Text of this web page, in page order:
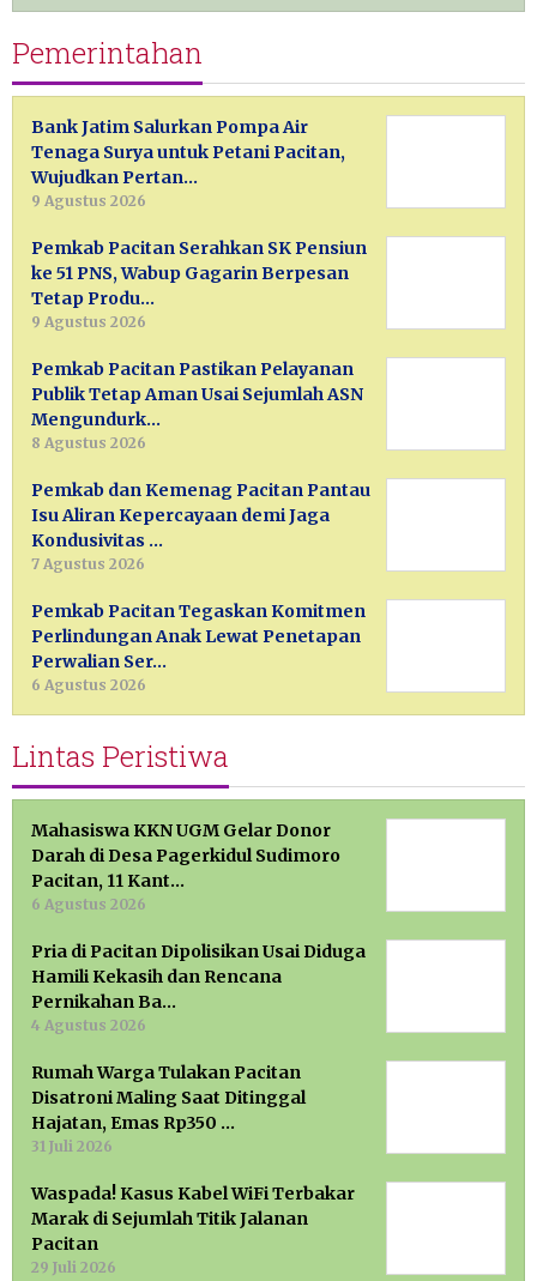
Pemerintahan
Bank Jatim Salurkan Pompa Air
Tenaga Surya untuk Petani Pacitan,
Wujudkan Pertan…
9 Agustus 2026
Pemkab Pacitan Serahkan SK Pensiun
ke 51 PNS, Wabup Gagarin Berpesan
Tetap Produ…
9 Agustus 2026
Pemkab Pacitan Pastikan Pelayanan
Publik Tetap Aman Usai Sejumlah ASN
Mengundurk…
8 Agustus 2026
Pemkab dan Kemenag Pacitan Pantau
Isu Aliran Kepercayaan demi Jaga
Kondusivitas …
7 Agustus 2026
Pemkab Pacitan Tegaskan Komitmen
Perlindungan Anak Lewat Penetapan
Perwalian Ser…
6 Agustus 2026
Lintas Peristiwa
Mahasiswa KKN UGM Gelar Donor
Darah di Desa Pagerkidul Sudimoro
Pacitan, 11 Kant…
6 Agustus 2026
Pria di Pacitan Dipolisikan Usai Diduga
Hamili Kekasih dan Rencana
Pernikahan Ba…
4 Agustus 2026
Rumah Warga Tulakan Pacitan
Disatroni Maling Saat Ditinggal
Hajatan, Emas Rp350 …
31 Juli 2026
Waspada! Kasus Kabel WiFi Terbakar
Marak di Sejumlah Titik Jalanan
Pacitan
29 Juli 2026